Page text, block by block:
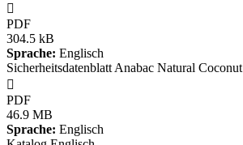

PDF
304.5 kB
Sprache: Englisch
Sicherheitsdatenblatt Anabac Natural Coconut

PDF
46.9 MB
Sprache: Englisch